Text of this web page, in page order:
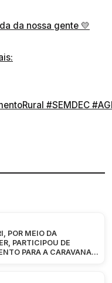
da nossa gente 💛
#SEMDEC
POR MEIO DA
PARTICIPOU DE
PARA A CARAVANA